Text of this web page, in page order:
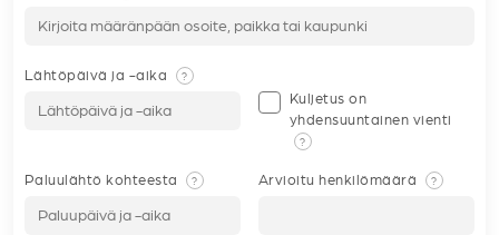
Lähtöpäivä ja -aika ?
Kuljetus on
yhdensuuntainen vienti
?
Paluulähtö kohteesta ? Arvioitu henkilömäärä ?